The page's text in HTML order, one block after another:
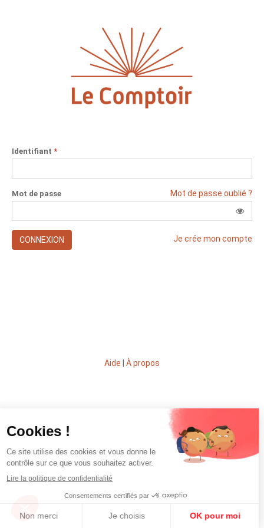
Identifiant *
Mot de passe oublié ?
Mot de passe
CONNEXION Je crée mon compte
Aide À propos